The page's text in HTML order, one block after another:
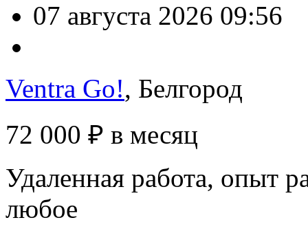
07 августа 2026 09:56
Ventra Go!, Белгород
72 000 ₽ в месяц
Удаленная работа, опыт
любое